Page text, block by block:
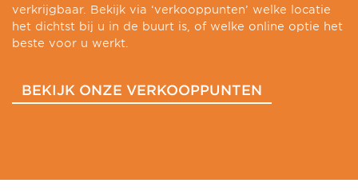
verkrijgbaar. Bekijk via ‘verkooppunten’ welke locatie
het dichtst bij u in de buurt is, of welke online optie het
beste voor u werkt.
BEKIJK ONZE VERKOOPPUNTEN